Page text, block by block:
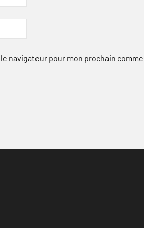
navigateur pour mon prochain